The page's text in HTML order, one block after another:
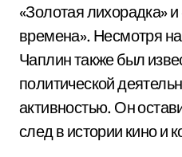
«Золотая лихорадка»
времена». Несмотря
Чаплин также был
политической
активностью. Он
след в истории кино и